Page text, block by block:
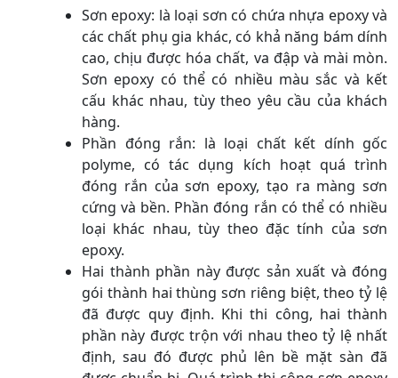
Sơn epoxy: là loại sơn có chứa nhựa epoxy và
các chất phụ gia khác, có khả năng bám dính
cao, chịu được hóa chất, va đập và mài mòn.
Sơn epoxy có thể có nhiều màu sắc và kết
cấu khác nhau, tùy theo yêu cầu của khách
hàng.
Phần đóng rắn: là loại chất kết dính gốc
polyme, có tác dụng kích hoạt quá trình
đóng rắn của sơn epoxy, tạo ra màng sơn
cứng và bền. Phần đóng rắn có thể có nhiều
loại khác nhau, tùy theo đặc tính của sơn
epoxy.
Hai thành phần này được sản xuất và đóng
gói thành hai thùng sơn riêng biệt, theo tỷ lệ
đã được quy định. Khi thi công, hai thành
phần này được trộn với nhau theo tỷ lệ nhất
định, sau đó được phủ lên bề mặt sàn đã